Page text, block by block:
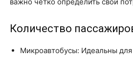
Количество
Микроавтобусы: Идеальны